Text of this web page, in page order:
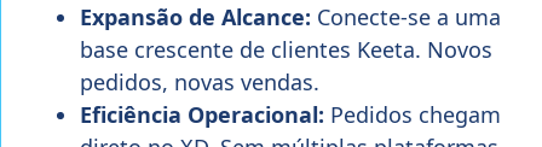
Expansão de Alcance: Conecte-se a uma
base crescente de clientes Keeta. Novos
pedidos, novas vendas.
Eficiência Operacional: Pedidos chegam